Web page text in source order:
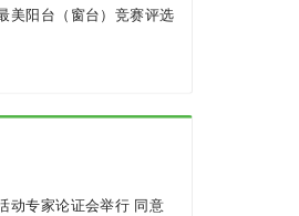
美阳台（窗台）竞赛评选
动专家论证会举行 同意